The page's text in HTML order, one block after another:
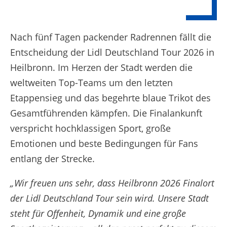
Nach fünf Tagen packender Radrennen fällt die
Entscheidung der Lidl Deutschland Tour 2026 in
Heilbronn. Im Herzen der Stadt werden die
weltweiten Top-Teams um den letzten
Etappensieg und das begehrte blaue Trikot des
Gesamtführenden kämpfen. Die Finalankunft
verspricht hochklassigen Sport, große
Emotionen und beste Bedingungen für Fans
entlang der Strecke.
„Wir freuen uns sehr, dass Heilbronn 2026 Finalort
der Lidl Deutschland Tour sein wird. Unsere Stadt
steht für Offenheit, Dynamik und eine große